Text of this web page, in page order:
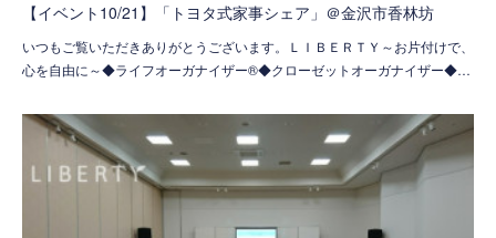
【イベント10/21】「トヨタ式家事シェア」＠金沢市香林坊
いつもご覧いただきありがとうございます。ＬＩＢＥＲＴＹ～お片付けで、
心を自由に～◆ライフオーガナイザー®◆クローゼットオーガナイザー◆…